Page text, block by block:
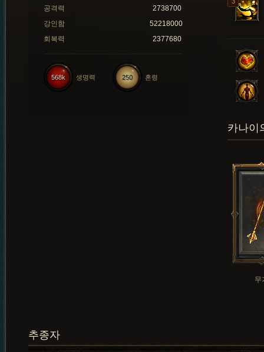
공격력
2738700
강인함
52218000
회복력
2377680
250 혼령
568k 생명력
카나이
무
추종자